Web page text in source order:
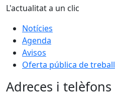
L'actualitat a un clic
Notícies
Agenda
Avisos
Oferta pública de treball
Adreces i telèfons